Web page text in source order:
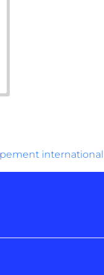
international